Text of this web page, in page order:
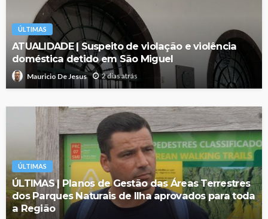
ÚLTIMAS
ATUALIDADE | Suspeito de violação e violência
doméstica detido em São Miguel
Mauricio De Jesus 2 dias atrás
ÚLTIMAS
ÚLTIMAS | Planos de Gestão das Áreas Terrestres
dos Parques Naturais de Ilha aprovados para toda
a Região